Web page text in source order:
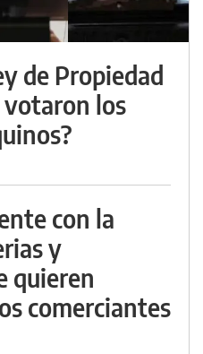
de Propiedad
votaron los
con la
y
quieren
comerciantes